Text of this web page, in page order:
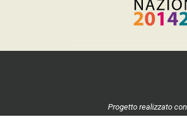
Progetto realizzato